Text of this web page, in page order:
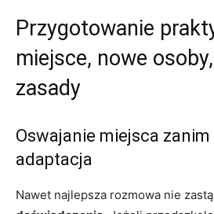
Przygotowanie
miejsce, nowe
zasady
Oswajanie miejsca
adaptacja
Nawet najlepsza rozmowa nie